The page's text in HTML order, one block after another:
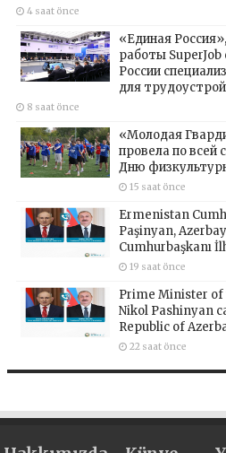
4 saat önce
«Единая
работы
России
для
8 saat önce
«Молодая
провела по всей
Дню
15 saat önce
Ermenistan
Paşinyan,
Cumhurbaşkanı
19 saat önce
Prime Minister of
Nikol Pashinyan
Republic of
22 saat önce